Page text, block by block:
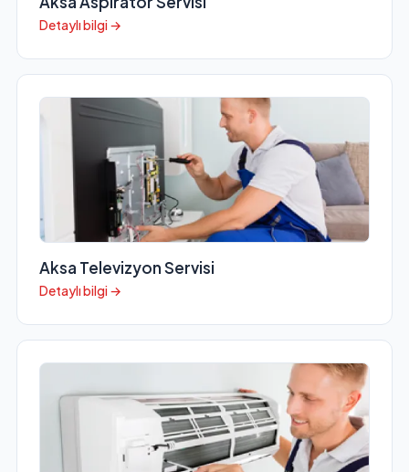
Detaylı bilgi →
Aksa Televizyon Servisi
Detaylı bilgi →